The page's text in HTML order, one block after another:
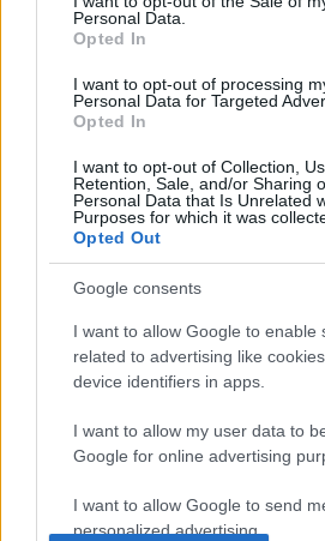
Personal Data.
Opted In
I want to opt-out of processing
Personal Data for Targeted
Opted In
I want to opt-out of Collection,
Retention, Sale, and/or Sharing
Personal Data that Is Unrelated
Purposes for which it was
Opted Out
Google consents
I want to allow Google to enable
related to advertising like
device identifiers in apps.
I want to allow my user data to
Google for online advertising
I want to allow Google to send
personalized advertising.
ÉLETMÓD
Dr. Gyurkó Szilvia:
mutatni a celebeknek a
Címke celebek gyerekei
Archívum Impresszum
Rólunk
Szerkesztőségi küldetés
Előfizetés
Kapcsolat